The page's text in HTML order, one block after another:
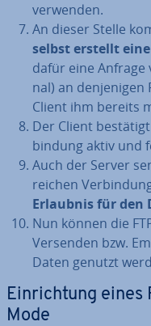
verwenden.
An dieser Stelle
selbst erstellt
dafür eine Anfrage
nal) an den­je­ni­gen
Client ihm bereits
Der Client
bin­dung aktiv und
Auch der Server
rei­chen
Erlaubnis für den
Nun können die
Versenden bzw.
Daten genutzt
Ein­rich­tung eines
Mode